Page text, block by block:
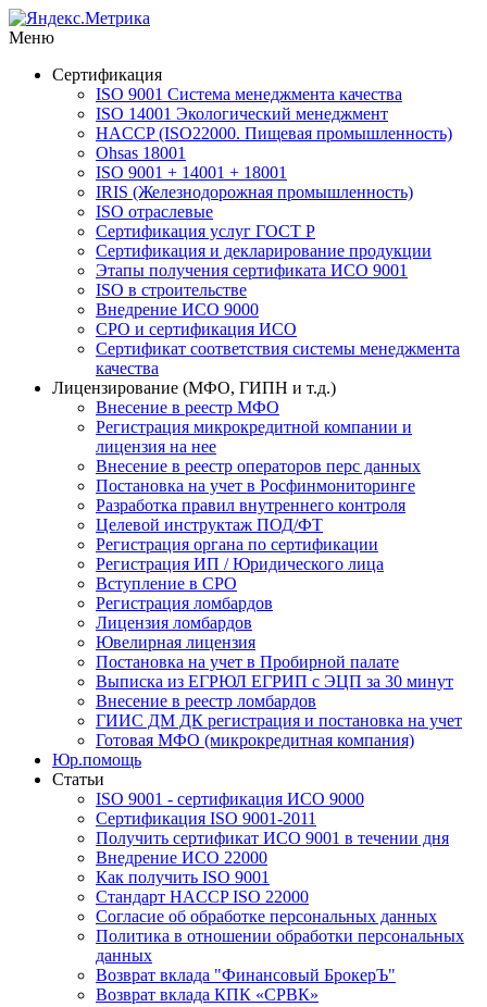
Меню
Сертификация
ISO 9001 Система менеджмента качества
ISO 14001 Экологический менеджмент
HACCP (ISO22000. Пищевая промышленность)
Ohsas 18001
ISO 9001 + 14001 + 18001
IRIS (Железнодорожная промышленность)
ISO отраслевые
Сертификация услуг ГОСТ Р
Сертификация и декларирование продукции
Этапы получения сертификата ИСО 9001
ISO в строительстве
Внедрение ИСО 9000
СРО и сертификация ИСО
Сертификат соответствия системы менеджмента
качества
Лицензирование (МФО, ГИПН и т.д.)
Внесение в реестр МФО
Регистрация микрокредитной компании и
лицензия на нее
Внесение в реестр операторов перс данных
Постановка на учет в Росфинмониторинге
Разработка правил внутреннего контроля
Целевой инструктаж ПОД/ФТ
Регистрация органа по сертификации
Регистрация ИП / Юридического лица
Вступление в СРО
Регистрация ломбардов
Лицензия ломбардов
Ювелирная лицензия
Постановка на учет в Пробирной палате
Выписка из ЕГРЮЛ ЕГРИП с ЭЦП за 30 минут
Внесение в реестр ломбардов
ГИИС ДМ ДК регистрация и постановка на учет
Готовая МФО (микрокредитная компания)
Юр.помощь
Статьи
ISO 9001 - сертификация ИСО 9000
Сертификация ISO 9001-2011
Получить сертификат ИСО 9001 в течении дня
Внедрение ИСО 22000
Как получить ISO 9001
Стандарт HACCP ISO 22000
Согласие об обработке персональных данных
Политика в отношении обработки персональных
данных
Возврат вклада "Финансовый БрокерЪ"
Возврат вклада КПК «СРВК»